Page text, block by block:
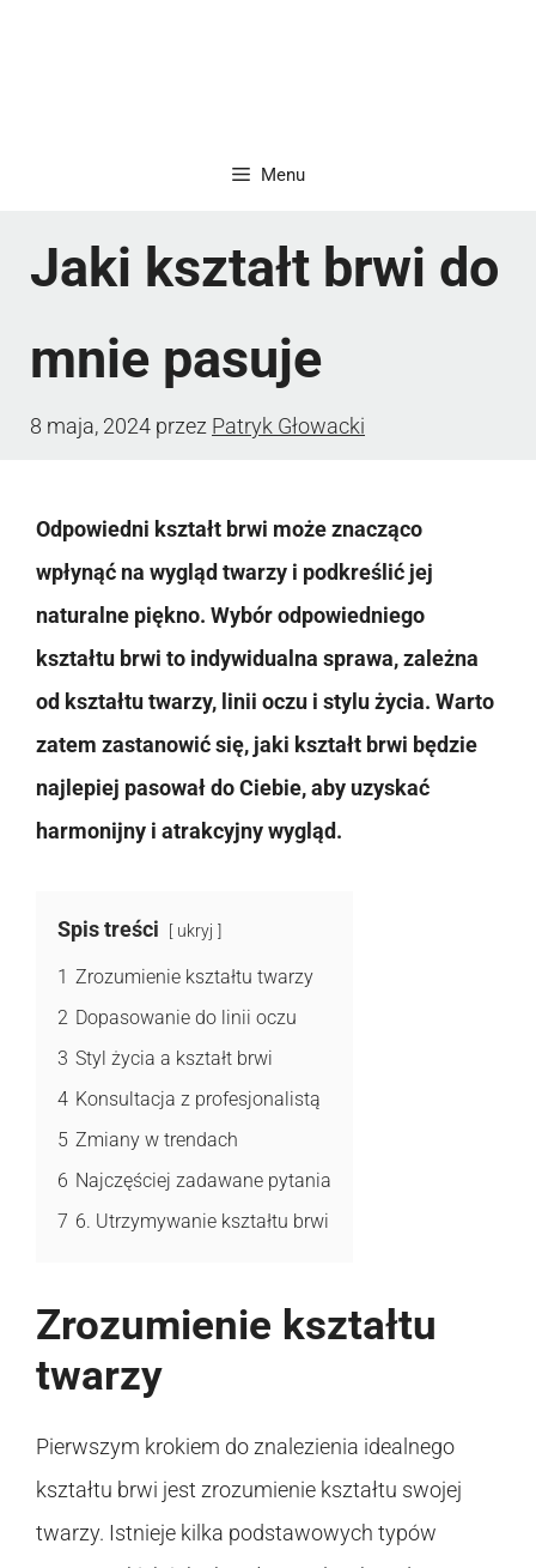
Menu
Jaki kształt brwi do
mnie pasuje
8 maja, 2024 przez Patryk Głowacki
Odpowiedni kształt brwi może znacząco
wpłynąć na wygląd twarzy i podkreślić jej
naturalne piękno. Wybór odpowiedniego
kształtu brwi to indywidualna sprawa, zależna
od kształtu twarzy, linii oczu i stylu życia. Warto
zatem zastanowić się, jaki kształt brwi będzie
najlepiej pasował do Ciebie, aby uzyskać
harmonijny i atrakcyjny wygląd.
Spis treści ukryj
1 Zrozumienie kształtu twarzy
2 Dopasowanie do linii oczu
3 Styl życia a kształt brwi
4 Konsultacja z profesjonalistą
5 Zmiany w trendach
6 Najczęściej zadawane pytania
7 6. Utrzymywanie kształtu brwi
Zrozumienie kształtu
twarzy
Pierwszym krokiem do znalezienia idealnego
kształtu brwi jest zrozumienie kształtu swojej
twarzy. Istnieje kilka podstawowych typów